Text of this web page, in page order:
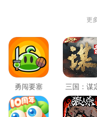
更
勇闯要塞
三国：谋
天下